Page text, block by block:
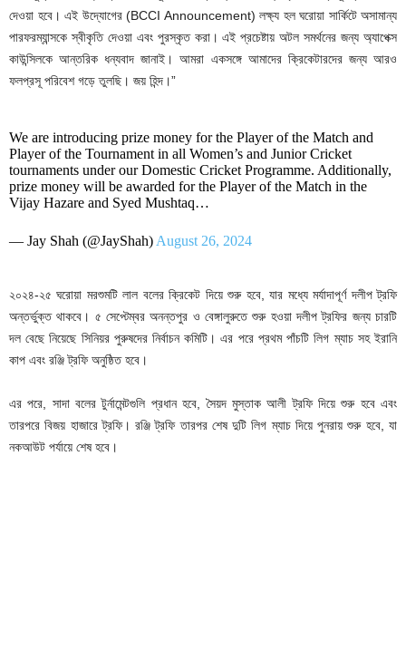
দেওয়া হবে। এই উদ্যোগের (BCCI Announcement) লক্ষ্য হল ঘরোয়া সার্কিটে অসামান্য
পারফরম্যান্সকে স্বীকৃতি দেওয়া এবং পুরস্কৃত করা। এই প্রচেষ্টায় অটল সমর্থনের জন্য অ্যাপেক্স
কাউন্সিলকে আন্তরিক ধন্যবাদ জানাই। আমরা একসঙ্গে আমাদের ক্রিকেটারদের জন্য আরও
ফলপ্রসূ পরিবেশ গড়ে তুলছি। জয় হিন্দ।”
We are introducing prize money for the Player of the Match and
Player of the Tournament in all Women’s and Junior Cricket
tournaments under our Domestic Cricket Programme. Additionally,
prize money will be awarded for the Player of the Match in the
Vijay Hazare and Syed Mushtaq…
— Jay Shah (@JayShah) August 26, 2024
২০২৪-২৫ ঘরোয়া মরশুমটি লাল বলের ক্রিকেট দিয়ে শুরু হবে, যার মধ্যে মর্যাদাপূর্ণ দলীপ ট্রফি
অন্তর্ভুক্ত থাকবে। ৫ সেপ্টেম্বর অনন্তপুর ও বেঙ্গালুরুতে শুরু হওয়া দলীপ ট্রফির জন্য চারটি
দল বেছে নিয়েছে সিনিয়র পুরুষদের নির্বাচন কমিটি। এর পরে প্রথম পাঁচটি লিগ ম্যাচ সহ ইরানি
কাপ এবং রঞ্জি ট্রফি অনুষ্ঠিত হবে।
এর পরে, সাদা বলের টুর্নামেন্টগুলি প্রধান হবে, সৈয়দ মুস্তাক আলী ট্রফি দিয়ে শুরু হবে এবং
তারপরে বিজয় হাজারে ট্রফি। রঞ্জি ট্রফি তারপর শেষ দুটি লিগ ম্যাচ দিয়ে পুনরায় শুরু হবে, যা
নকআউট পর্যায়ে শেষ হবে।